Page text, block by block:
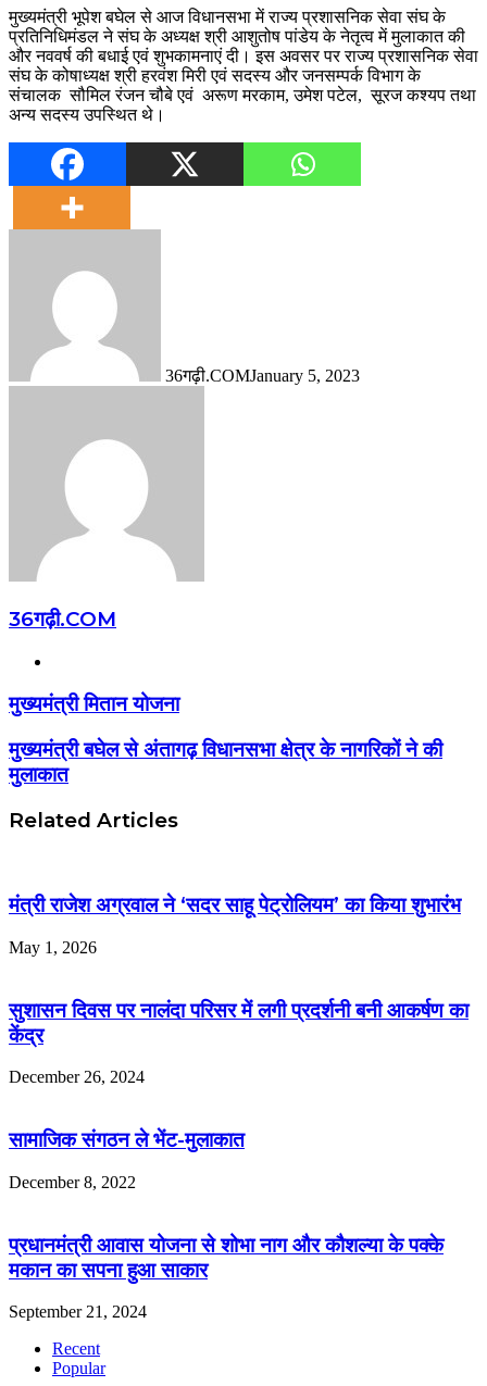
मुख्यमंत्री भूपेश बघेल से आज विधानसभा में राज्य प्रशासनिक सेवा संघ के
प्रतिनिधिमंडल ने संघ के अध्यक्ष श्री आशुतोष पांडेय के नेतृत्व में मुलाकात की
और नववर्ष की बधाई एवं शुभकामनाएं दी। इस अवसर पर राज्य प्रशासनिक सेवा
संघ के कोषाध्यक्ष श्री हरवंश मिरी एवं सदस्य और जनसम्पर्क विभाग के
संचालक सौमिल रंजन चौबे एवं अरूण मरकाम, उमेश पटेल, सूरज कश्यप तथा
अन्य सदस्य उपस्थित थे।
36गढ़ी.COMJanuary 5, 2023
36गढ़ी.COM
मुख्यमंत्री मितान योजना
मुख्यमंत्री बघेल से अंतागढ़ विधानसभा क्षेत्र के नागरिकों ने की
मुलाकात
Related Articles
मंत्री राजेश अग्रवाल ने ‘सदर साहू पेट्रोलियम’ का किया शुभारंभ
May 1, 2026
सुशासन दिवस पर नालंदा परिसर में लगी प्रदर्शनी बनी आकर्षण का
केंद्र
December 26, 2024
सामाजिक संगठन ले भेंट-मुलाकात
December 8, 2022
प्रधानमंत्री आवास योजना से शोभा नाग और कौशल्या के पक्के
मकान का सपना हुआ साकार
September 21, 2024
Recent
Popular